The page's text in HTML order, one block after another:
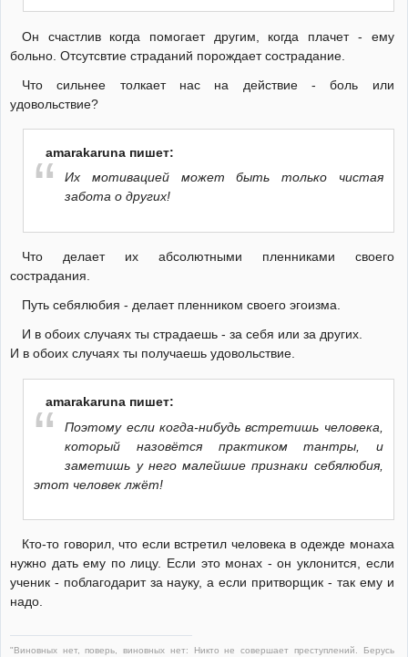
Он счастлив когда помогает другим, когда плачет - ему
больно. Отсутсвтие страданий порождает сострадание.
Что сильнее толкает нас на действие - боль или
удовольствие?
amarakaruna пишет:
Их мотивацией может быть только чистая
забота о других!
Что делает их абсолютными пленниками своего
сострадания.
Путь себялюбия - делает пленником своего эгоизма.
И в обоих случаях ты страдаешь - за себя или за других.
И в обоих случаях ты получаешь удовольствие.
amarakaruna пишет:
Поэтому если когда-нибудь встретишь человека,
который назовётся практиком тантры, и
заметишь у него малейшие признаки себялюбия,
этот человек лжёт!
Кто-то говорил, что если встретил человека в одежде монаха
нужно дать ему по лицу. Если это монах - он уклонится, если
ученик - поблагодарит за науку, а если притворщик - так ему и
надо.
"Виновных нет, поверь, виновных нет: Никто не совершает преступлений. Берусь